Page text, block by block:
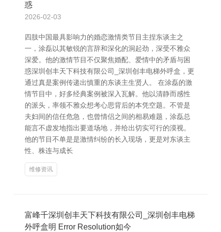
惑
2026-02-03
四肢中国最具影响力的婚恋激情类节目主捏东谈主之
一，涂磊以其敏锐的言辞和深化的洞起劲，深受不雅众
深爱。他的激情节目不仅聚焦婚配、爱情中的矛盾与困
惑深圳创丰天下科技有限公司_深圳创丰电梯外呼盒，更
通过真是案例传递出慎重的东谈主生贤人。 在涂磊的激
情节目中，好多经典案例被深入瓦解。他以清静而感性
的派头，率领不雅众想考心思背后的本凭空题。不管是
夫妇间的信任危急，也曾情侣之间的相易难题，涂磊总
能言不虚发地指出要道场地，并给出切实可行的漠视。
他的节目不单是是激情纠纷的长入现场，更是对东谈主
性、株连与成长
维修资讯
富峰千深圳创丰天下科技有限公司_深圳创丰电梯
外呼盒明 Error Resolution如今